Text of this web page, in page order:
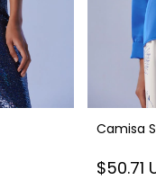
Camisa
$50.71